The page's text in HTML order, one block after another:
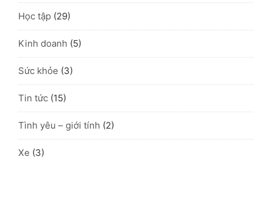
Học tập (29)
Kinh doanh (5)
Sức khỏe (3)
Tin tức (15)
Tình yêu – giới tính (2)
Xe (3)